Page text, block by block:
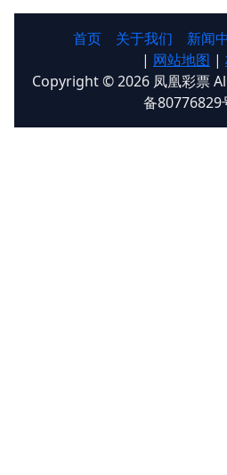
首页 关于我们 新闻
| 网站地图 |
Copyright © 2026 凤凰彩票
备80776829